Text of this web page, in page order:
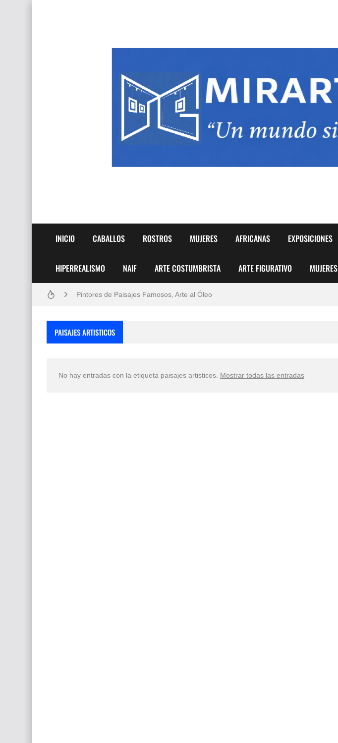
INICIO CABALLOS ROSTROS MUJERES AFRICANAS EXPOSICIONES
HIPERREALISMO NAIF ARTE COSTUMBRISTA ARTE FIGURATIVO MUJERES
Frutas y Flores Para Colorear Imágenes
Pintores de Paisajes Famosos, Arte al Óleo
PAISAJES ARTISTICOS
No hay entradas con la etiqueta paisajes artisticos Mostrar todas las entradas